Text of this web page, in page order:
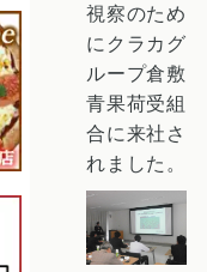
視察のため
にクラカグ
ループ倉敷
青果荷受組
合に来社さ
れました。